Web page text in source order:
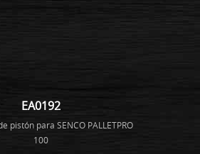
EA0192
pistón para SENCO PALLETPRO
100